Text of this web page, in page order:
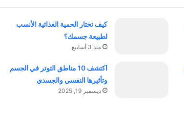
كيف تختار الحمية الغذائية الأنسب
لطبيعة جسمك؟
منذ 3 أسابيع
اكتشف 10 مناطق التوتر في الجسم
وتأثيرها النفسي والجسدي
ديسمبر 19, 2025